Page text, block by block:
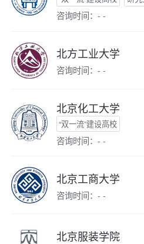
咨询时间：- -
北方工业大学
咨询时间：- -
北京化工大学
“双一流”建设高校
咨询时间：- -
北京工商大学
咨询时间：- -
北京服装学院